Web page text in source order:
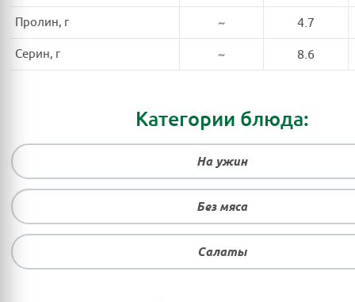
Пролин, г ~ 4.7
Серин, г ~ 8.6
Категории блюда:
На ужин
Без мяса
Салаты